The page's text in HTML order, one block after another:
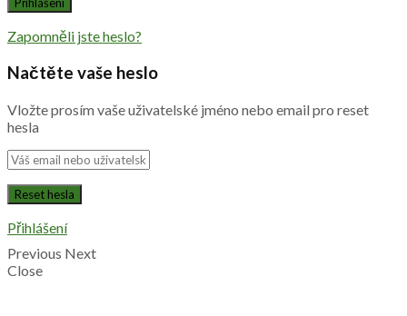
Zapomněli jste heslo?
Načtěte vaše heslo
Vložte prosím vaše uživatelské jméno nebo email pro reset
hesla
Přihlášení
Previous Next
Close